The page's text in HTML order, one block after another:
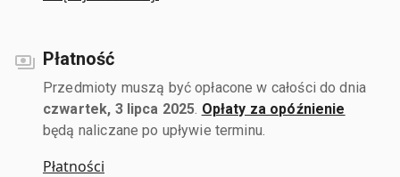
Płatność
Przedmioty muszą być opłacone w całości do dnia
czwartek, 3 lipca 2025 Opłaty za opóźnienie
będą naliczane po upływie terminu.
Płatności